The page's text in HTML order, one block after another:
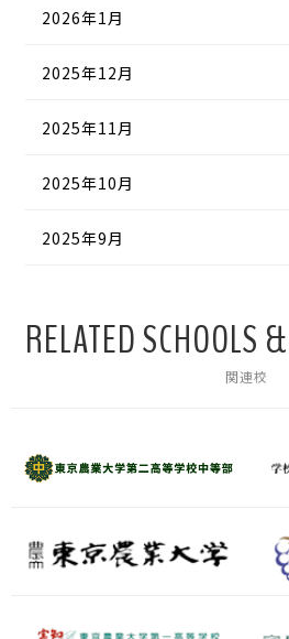
2026年1月
2025年12月
2025年11月
2025年10月
2025年9月
RELATED SCHOOLS
関連校